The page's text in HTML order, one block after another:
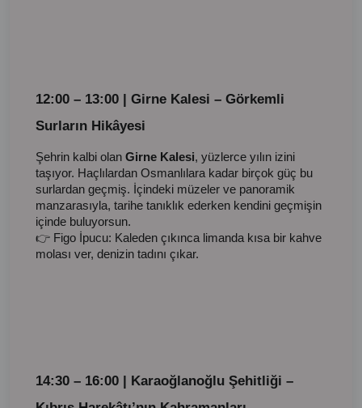
12:00 – 13:00 | Girne Kalesi – Görkemli
Surların Hikâyesi
Şehrin kalbi olan Girne Kalesi, yüzlerce yılın izini
taşıyor. Haçlılardan Osmanlılara kadar birçok güç bu
surlardan geçmiş. İçindeki müzeler ve panoramik
manzarasıyla, tarihe tanıklık ederken kendini geçmişin
içinde buluyorsun.
👉 Figo İpucu: Kaleden çıkınca limanda kısa bir kahve
molası ver, denizin tadını çıkar.
14:30 – 16:00 | Karaoğlanoğlu Şehitliği –